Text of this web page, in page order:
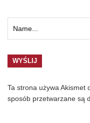
Ta strona używa Akismet
sposób przetwarzane są